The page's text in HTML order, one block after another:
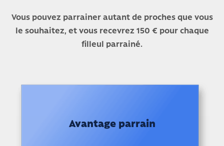
Vous pouvez parrainer autant de proches que vous
le souhaitez, et vous recevrez 150 € pour chaque
filleul parrainé.
Avantage parrain